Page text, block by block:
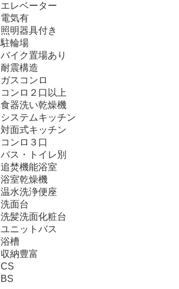
エレベーター
電気有
照明器具付き
駐輪場
バイク置場あり
耐震構造
ガスコンロ
コンロ２口以上
食器洗い乾燥機
システムキッチン
対面式キッチン
コンロ３口
バス・トイレ別
追焚機能浴室
浴室乾燥機
温水洗浄便座
洗面台
洗髪洗面化粧台
ユニットバス
浴槽
収納豊富
CS
BS